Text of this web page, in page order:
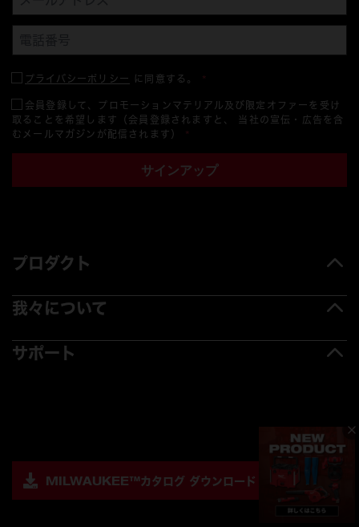
プライバシーポリシー に同意する。 *
会員登録して、プロモーションマテリアル及び限定オファーを受け
取ることを希望します（会員登録されますと、 当社の宣伝・広告を含
むメールマガジンが配信されます） *
サインアップ
プロダクト
我々について
サポート
MILWAUKEE™カタログ ダウンロード